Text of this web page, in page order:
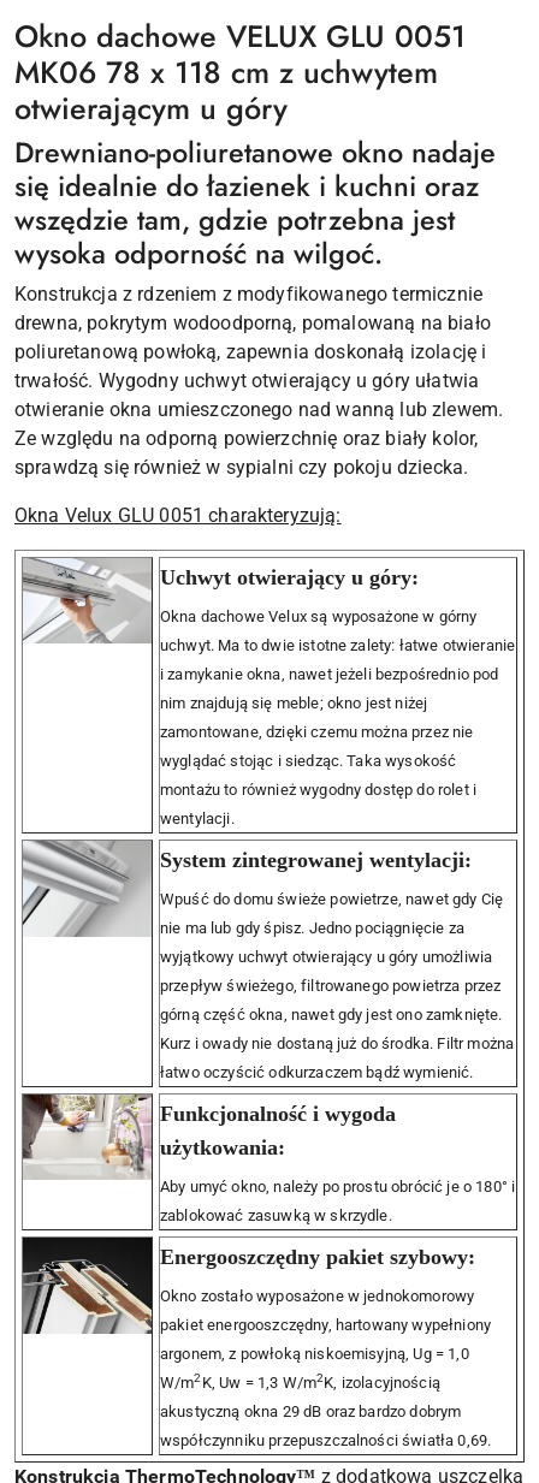
Okno dachowe VELUX GLU 0051
MK06 78 x 118 cm z uchwytem
otwierającym u góry
Drewniano-poliuretanowe okno nadaje
się idealnie do łazienek i kuchni oraz
wszędzie tam, gdzie potrzebna jest
wysoka odporność na wilgoć.
Konstrukcja z rdzeniem z modyfikowanego termicznie
drewna, pokrytym wodoodporną, pomalowaną na biało
poliuretanową powłoką, zapewnia doskonałą izolację i
trwałość. Wygodny uchwyt otwierający u góry ułatwia
otwieranie okna umieszczonego nad wanną lub zlewem.
Ze względu na odporną powierzchnię oraz biały kolor,
sprawdzą się również w sypialni czy pokoju dziecka.
Okna Velux GLU 0051 charakteryzują:
Uchwyt otwierający u góry:
Okna dachowe Velux są wyposażone w górny
uchwyt. Ma to dwie istotne zalety: łatwe otwieranie
i zamykanie okna, nawet jeżeli bezpośrednio pod
nim znajdują się meble; okno jest niżej
zamontowane, dzięki czemu można przez nie
wyglądać stojąc i siedząc. Taka wysokość
montażu to również wygodny dostęp do rolet i
wentylacji.
System zintegrowanej wentylacji:
Wpuść do domu świeże powietrze, nawet gdy Cię
nie ma lub gdy śpisz. Jedno pociągnięcie za
wyjątkowy uchwyt otwierający u góry umożliwia
przepływ świeżego, filtrowanego powietrza przez
górną część okna, nawet gdy jest ono zamknięte.
Kurz i owady nie dostaną już do środka. Filtr można
łatwo oczyścić odkurzaczem bądź wymienić.
Funkcjonalność i wygoda
użytkowania:
Aby umyć okno, należy po prostu obrócić je o 180° i
zablokować zasuwką w skrzydle.
Energooszczędny pakiet szybowy:
Okno zostało wyposażone w jednokomorowy
pakiet energooszczędny, hartowany wypełniony
argonem, z powłoką niskoemisyjną, Ug = 1,0
W/m2 K, Uw = 1,3 W/m2K, izolacyjnością
akustyczną okna 29 dB oraz bardzo dobrym
współczynniku przepuszczalności światła 0,69.
Konstrukcja ThermoTechnology™ z dodatkową uszczelką